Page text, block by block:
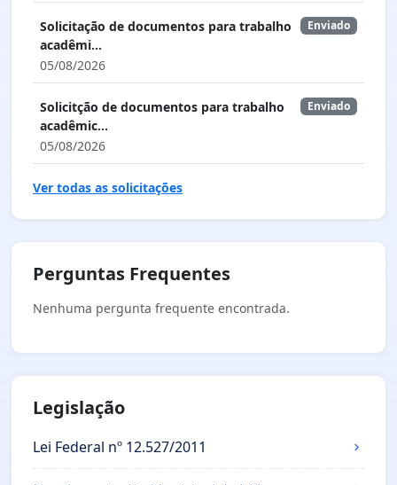
Solicitação de documentos para trabalho
acadêmi...
05/08/2026
Enviado
Solicitção de documentos para trabalho
acadêmic...
05/08/2026
Enviado
Ver todas as solicitações
Perguntas Frequentes
Nenhuma pergunta frequente encontrada.
Legislação
Lei Federal nº 12.527/2011